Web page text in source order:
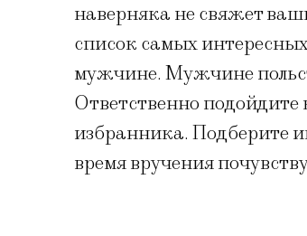
наверняка не свяжет
список самых
мужчине. Мужчине
Ответственно подойдите
избранника. Подберите
время вручения